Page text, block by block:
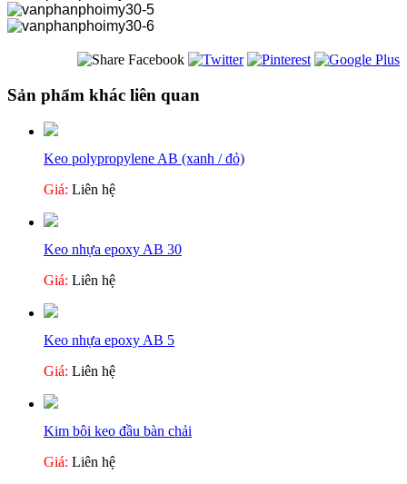
Sản phẩm khác liên quan
Keo polypropylene AB (xanh / đỏ)
Giá: Liên hệ
Keo nhựa epoxy AB 30
Giá: Liên hệ
Keo nhựa epoxy AB 5
Giá: Liên hệ
Kim bôi keo đầu bàn chải
Giá: Liên hệ